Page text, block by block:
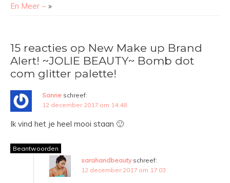
En Meer ~ »
15 reacties op New Make up Brand
Alert! ~JOLIE BEAUTY~ Bomb dot
com glitter palette!
Sanne schreef:
12 december 2017 om 14:48
Ik vind het je heel mooi staan 🙂
Beantwoorden
sarahandbeauty schreef:
12 december 2017 om 17:03